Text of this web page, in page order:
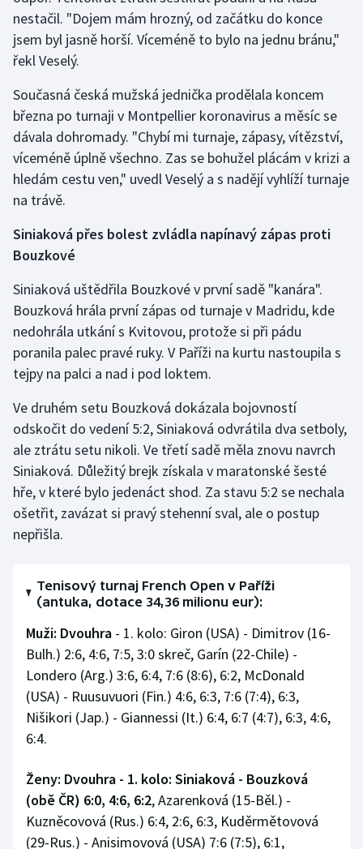
nestačil. "Dojem mám hrozný, od začátku do konce
jsem byl jasně horší. Víceméně to bylo na jednu bránu,"
řekl Veselý.
Současná česká mužská jednička prodělala koncem
března po turnaji v Montpellier koronavirus a měsíc se
dávala dohromady. "Chybí mi turnaje, zápasy, vítězství,
víceméně úplně všechno. Zas se bohužel plácám v krizi a
hledám cestu ven," uvedl Veselý a s nadějí vyhlíží turnaje
na trávě.
Siniaková přes bolest zvládla napínavý zápas proti
Bouzkové
Siniaková uštědřila Bouzkové v první sadě "kanára".
Bouzková hrála první zápas od turnaje v Madridu, kde
nedohrála utkání s Kvitovou, protože si při pádu
poranila palec pravé ruky. V Paříži na kurtu nastoupila s
tejpy na palci a nad i pod loktem.
Ve druhém setu Bouzková dokázala bojovností
odskočit do vedení 5:2, Siniaková odvrátila dva setboly,
ale ztrátu setu nikoli. Ve třetí sadě měla znovu navrch
Siniaková. Důležitý brejk získala v maratonské šesté
hře, v které bylo jedenáct shod. Za stavu 5:2 se nechala
ošetřit, zavázat si pravý stehenní sval, ale o postup
nepřišla.
Tenisový turnaj French Open v Paříži
(antuka, dotace 34,36 milionu eur):
Muži: Dvouhra - 1. kolo: Giron (USA) - Dimitrov (16-
Bulh.) 2:6, 4:6, 7:5, 3:0 skreč, Garín (22-Chile) -
Londero (Arg.) 3:6, 6:4, 7:6 (8:6), 6:2, McDonald
(USA) - Ruusuvuori (Fin.) 4:6, 6:3, 7:6 (7:4), 6:3,
Nišikori (Jap.) - Giannessi (It.) 6:4, 6:7 (4:7), 6:3, 4:6,
6:4.
Ženy: Dvouhra - 1. kolo: Siniaková - Bouzková
(obě ČR) 6:0, 4:6, 6:2, Azarenková (15-Běl.) -
Kuzněcovová (Rus.) 6:4, 2:6, 6:3, Kuděrmětovová
(29-Rus.) - Anisimovová (USA) 7:6 (7:5), 6:1,